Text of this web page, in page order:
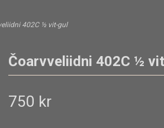
402C ½ vit-gul
Čoarvveliidni 402C ½
750 kr